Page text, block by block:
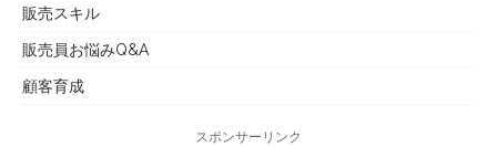
販売スキル
販売員お悩みQ&A
顧客育成
スポンサーリンク